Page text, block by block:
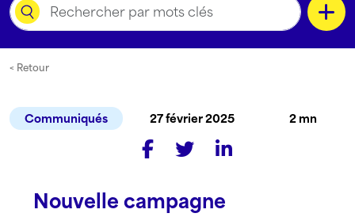
Type de contenu
Langue
< Retour
Communiqués 27 février 2025 2 mn
Nouvelle campagne